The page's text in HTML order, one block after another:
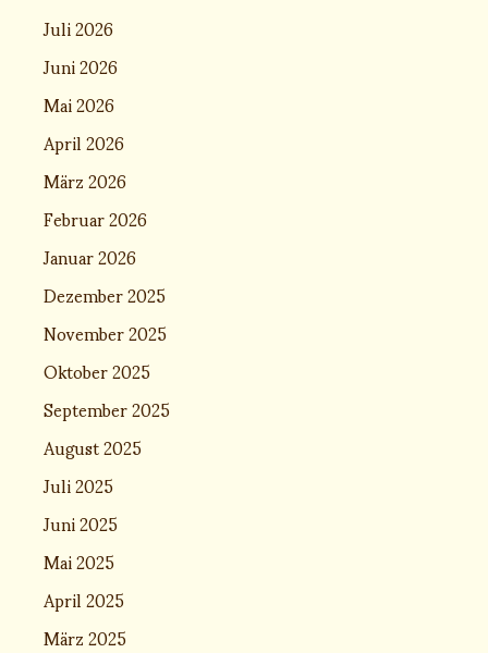
Juli 2026
Juni 2026
Mai 2026
April 2026
März 2026
Februar 2026
Januar 2026
Dezember 2025
November 2025
Oktober 2025
September 2025
August 2025
Juli 2025
Juni 2025
Mai 2025
April 2025
März 2025